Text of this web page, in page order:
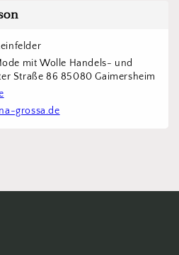
mit Wolle Handels- und
Straße 86 85080 Gaimersheim
grossa.de